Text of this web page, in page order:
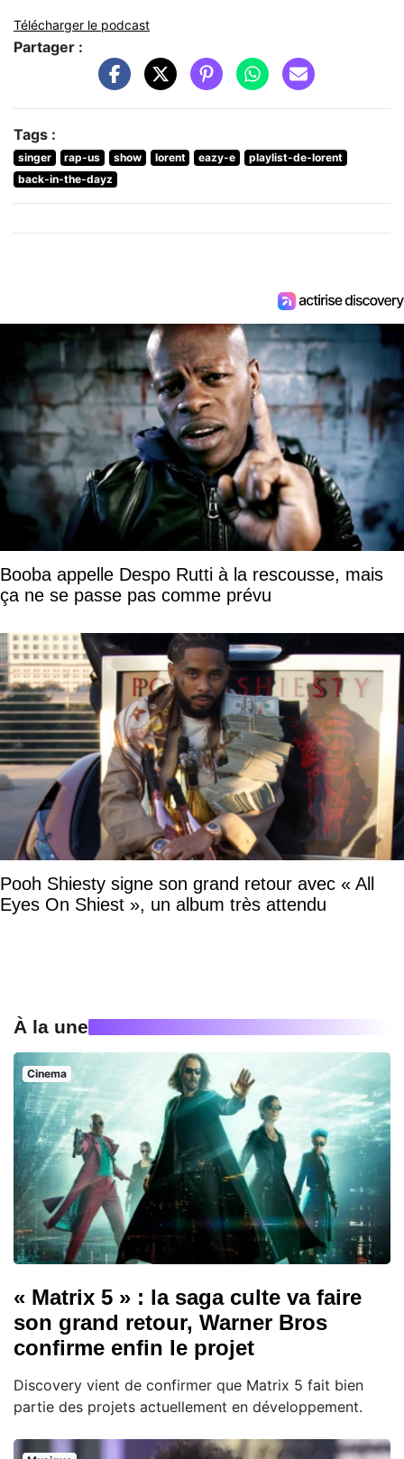
Télécharger le podcast
Partager :
Tags :
singer rap-us show lorent eazy-e
playlist-de-lorent
back-in-the-dayz
Booba appelle Despo Rutti à la rescousse, mais
ça ne se passe pas comme prévu
Pooh Shiesty signe son grand retour avec « All
Eyes On Shiest », un album très attendu
À la une
Cinema
« Matrix 5 » : la saga culte va faire
son grand retour, Warner Bros
confirme enfin le projet
Discovery vient de confirmer que Matrix 5 fait bien
partie des projets actuellement en développement.